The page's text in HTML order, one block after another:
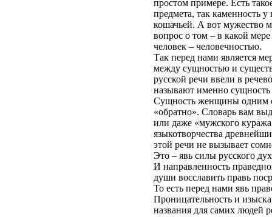
простом примере. Есть
предмета, так каменность
кошачьей. А вот мужество
вопрос о том – в какой
человек – человечностью.
Так перед нами является
между сущностью и
русской речи ввели в
называют именно
Сущность женщины одним
«обратно». Словарь вам
или даже «мужского
языкотворчества
этой речи не вызывает
Это – явь силы русского
И направленность
души восславить правь
То есть перед нами явь
Проницательность и
названия для самих людей